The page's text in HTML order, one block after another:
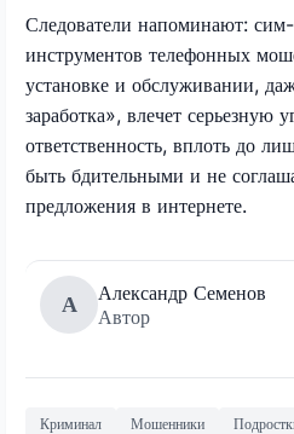
Следователи напоминают:
инструментов телефонных
установке и обслуживании,
заработка», влечет серьезную
ответственность, вплоть до
быть бдительными и не
предложения в интернете.
А
Александр Семенов
Автор
Криминал Мошенники